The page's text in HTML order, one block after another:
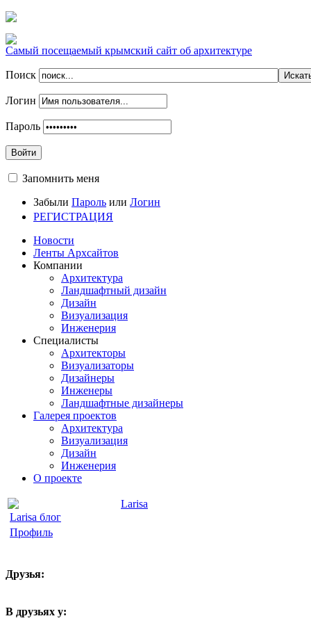
Самый посещаемый крымский сайт об архитектуре
Поиск
Логин
Пароль
Войти
Запомнить меня
Забыли Пароль или Логин
РЕГИСТРАЦИЯ
Новости
Ленты Архсайтов
Компании
Архитектура
Ландшафтный дизайн
Дизайн
Визуализация
Инженерия
Специалисты
Архитекторы
Визуализаторы
Дизайнеры
Инженеры
Ландшафтные дизайнеры
Галерея проектов
Архитектура
Визуализация
Дизайн
Инженерия
О проекте
Larisa блог
Профиль
Larisa
Друзья:
В друзьях у: